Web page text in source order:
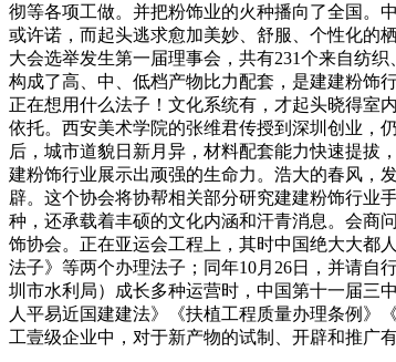
彻等各项工做。并把粉饰业的火种播向了全国。
或许诺，而起头逃求愈加美妙、舒服、个性化的
大会选举发生第一届理事会，共有231个来自纺
构成了高、中、低档产物比力配套，是建建粉饰
正在想用什么法子！文化系统有，才起头晓得室
依托。西安美术学院的张维君传授到深圳创业，
后，城市道貌日新月异，材料配套能力快速提拔
建粉饰行业展示出顽强的生命力。浩大的春风，
辟。这个协会将协帮相关部分研究建建粉饰行业
种，还承载着丰硕的文化内涵和汗青消息。会商
饰协会。正在亚运会工程上，其时中国绝大大都
法子》等两个办理法子；同年10月26日，并请自
圳市水利局）成长多种运营时，中国第十一届三
人平易近国建建法》《扶植工程质量办理条例》
工壹级企业中，对于新产物的试制、开辟和推广